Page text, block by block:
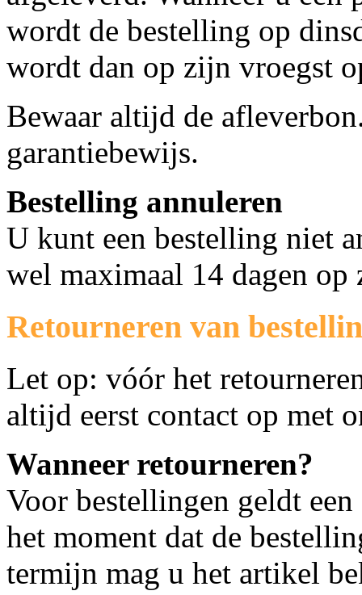
wordt de bestelling op
wordt dan op zijn vroegst
Bewaar altijd de
garantiebewijs.
Bestelling annuleren
U kunt een bestelling niet
wel maximaal 14 dagen op
Retourneren van
Let op: vóór het
altijd eerst contact op met
Wanneer retourneren?
Voor bestellingen geldt
het moment dat de
termijn mag u het artikel